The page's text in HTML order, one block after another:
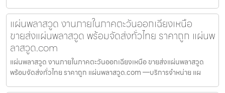
แผ่นพลาสวูด งานภายในภาคตะวันออกเฉียงเหนือ
ขายส่งแผ่นพลาสวูด พร้อมจัดส่งทั่วไทย ราคาถูก แผ่นพ
ลาสวูด.com
แผ่นพลาสวูด งานภายในภาคตะวันออกเฉียงเหนือ ขายส่งแผ่นพลาสวูด
พร้อมจัดส่งทั่วไทย ราคาถูก แผ่นพลาสวูด.com —บริการจำหน่าย แผ